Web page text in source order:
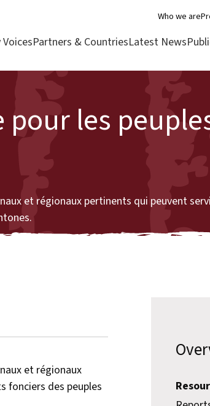
Who we are
Partners & CountriesLatest News
les
et régionaux pertinents qui peuvent
et régionaux
fonciers des peuples